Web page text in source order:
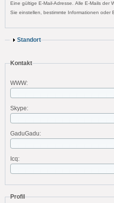
Eine gültige E-Mail-Adresse. Alle E-Mails der
Sie einstellen, bestimmte Informationen oder
Standort
Kontakt
WWW:
Skype:
GaduGadu:
Icq:
Profil